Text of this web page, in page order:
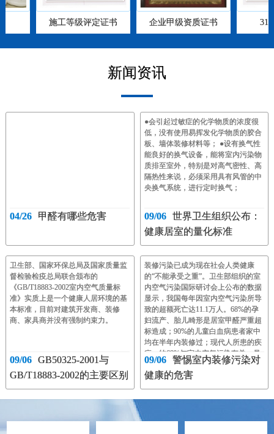
施工等级评定证书 企业甲级资质证书 315
新闻资讯
04/26 甲醛有哪些危害
●会引起过敏症的化学物质的浓度很
低，没有使用易挥发化学物质的胶合
板、墙体装修材料等； ●设有换气性
能良好的换气设备，能将室内污染物
质排至室外，特别是对高气密性、高
隔热性来说，必须采用具有风管的中
央换气系统，进行定时换气；
09/06 世界卫生组织公布：
健康居室的量化标准
卫生部、国家环保总局及国家质量监
督检验检疫总局联合颁布的
《GB/T18883-2002室内空气质量标
准》实质上是一个健康人居环境的基
本标准，目前对建筑开发商、装修
商、家具商并没有强制约束力。
09/06
GB50325-2001与
GB/T18883-2002的主要区别
装修污染已成为现在社会人类健康
的“不能承受之重”。卫生部组织的室
内空气污染国际研讨会上公布的数据
显示，我国每年因室内空气污染所导
致的超额死亡达11.1万人。68%的孕
妇流产、胎儿畸形是居室甲醛严重超
标造成；90%的儿童白血病患者家中
均在半年内装修过；现代人所患的疾
病，约68%与室内空气污染有关，是
室内污染能诱发癌症、白血病、不孕
不育、胎儿畸形等30余种疾病；世界
09/06 警惕室内装修污染对
健康的危害